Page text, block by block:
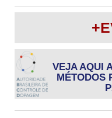
VEJA AQUI
MÉTODOS